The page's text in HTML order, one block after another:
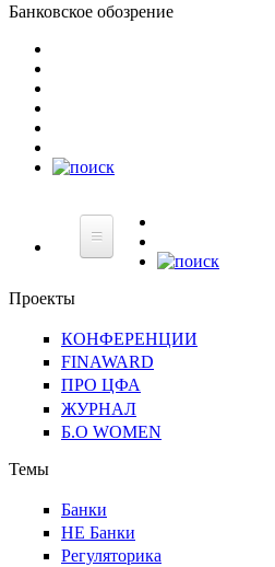
Банковское обозрение
НЕ
Регуляторика
Проекты
КОНФЕРЕНЦИИ
FINAWARD
ПРО ЦФА
ЖУРНАЛ
Б.О WOMEN
Темы
Банки
НЕ Банки
Регуляторика